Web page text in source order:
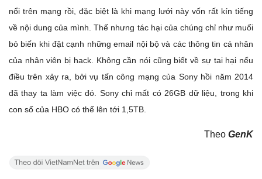
nổi trên mạng rồi, đặc biệt là khi mạng lưới này vốn rất kín tiếng
về nội dung của mình. Thế nhưng tác hại của chúng chỉ như muối
bỏ biến khi đặt cạnh những email nội bộ và các thông tin cá nhân
của nhân viên bị hack. Không cần nói cũng biết về sự tai hại nếu
điều trên xảy ra, bởi vụ tấn công mạng của Sony hồi năm 2014
đã thay ta làm việc đó. Sony chỉ mất có 26GB dữ liệu, trong khi
con số của HBO có thể lên tới 1,5TB.
Theo GenK